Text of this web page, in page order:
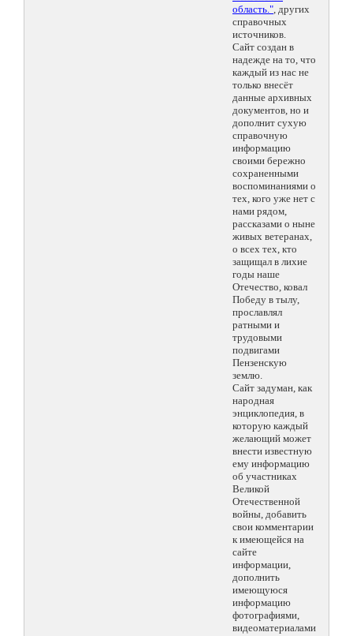
область.", других
справочных
источников.
Сайт создан в
надежде на то, что
каждый из нас не
только внесёт
данные архивных
документов, но и
дополнит сухую
справочную
информацию
своими бережно
сохраненными
воспоминаниями о
тех, кого уже нет с
нами рядом,
рассказами о ныне
живых ветеранах,
о всех тех, кто
защищал в лихие
годы наше
Отечество, ковал
Победу в тылу,
прославлял
ратными и
трудовыми
подвигами
Пензенскую
землю.
Сайт задуман, как
народная
энциклопедия, в
которую каждый
желающий может
внести известную
ему информацию
об участниках
Великой
Отечественной
войны, добавить
свои комментарии
к имеющейся на
сайте
информации,
дополнить
имеющуюся
информацию
фотографиями,
видеоматериалами